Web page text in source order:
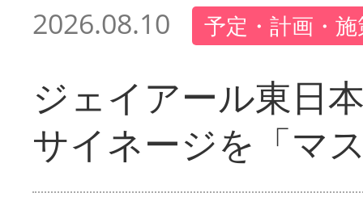
2026.08.10 予定・計画・
ジェイアール東日
サイネージを「マ